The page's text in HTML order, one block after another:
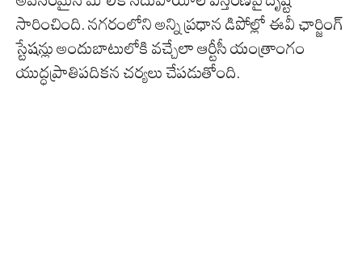
సారించింది. నగరంలోని అన్ని ప్రధాన డిపోల్లో ఈవీ ఛార్జింగ్‌
స్టేషన్లు అందుబాటులోకి వచ్చేలా ఆర్టీసీ యంత్రాంగం
యుద్ధప్రాతిపదికన చర్యలు చేపడుతోంది.